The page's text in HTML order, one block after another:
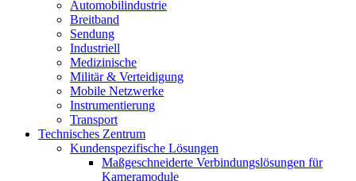
Automobilindustrie
Breitband
Sendung
Industriell
Medizinische
Militär & Verteidigung
Mobile Netzwerke
Instrumentierung
Transport
Technisches Zentrum
Kundenspezifische Lösungen
Maßgeschneiderte Verbindungslösungen für
Kameramodule